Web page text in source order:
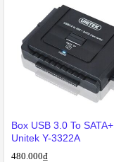
Box USB 3.0 To
Unitek Y-3322A
480.000₫